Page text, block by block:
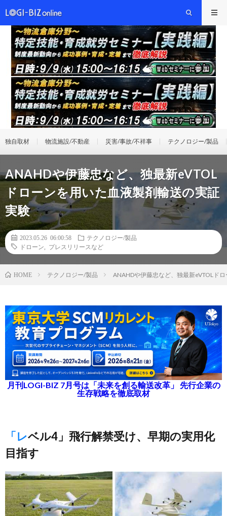
独自取材 物流施設/不動産 災害/事故/不祥事 テクノロジー/製品
ANAHDや伊藤忠など、独最新eVTOL
ドローンを用いた血液製剤輸送の実証
実験
2023.05.26 06:00:58
テクノロジー/製品
ドローン
プレスリリースなど
HOME テクノロジー/製品 ANAHDや伊藤忠など、独最新eVTOLド
月刊LOGI-BIZ 7月号は「未来を創る輸送改革」 先行企業の
生存戦略を徹底取材
「レベル4」飛行解禁受け、早期の実用化
目指す